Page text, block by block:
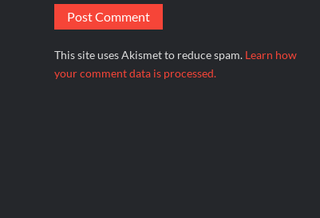
This site uses Akismet to reduce spam. Learn how
your comment data is processed.